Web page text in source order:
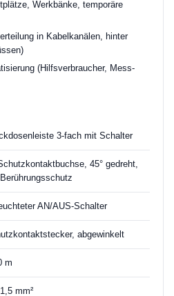
Werkbänke, temporäre
in Kabelkanälen, hinter
(Hilfsverbraucher, Mess-
3-fach mit Schalter
45° gedreht,
AN/AUS-Schalter
abgewinkelt
m
mm²